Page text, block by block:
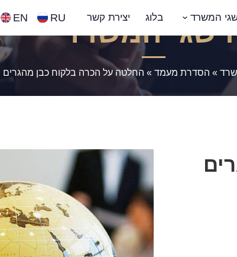
המשרד בלוג יצירת קשר RU
EN המשרד
» הסדרת מעמד » החלטה על הכרה בלקוח כבן מהגרים